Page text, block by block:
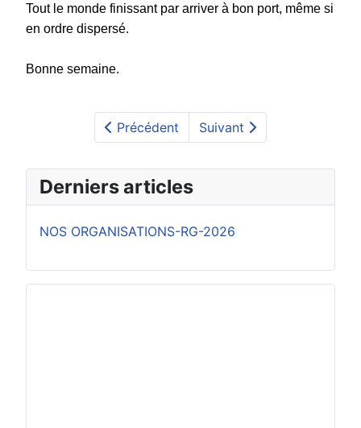
Tout le monde finissant par arriver à bon port, même si
en ordre dispersé.
Bonne semaine.
Précédent Suivant
Derniers articles
NOS ORGANISATIONS-RG-2026